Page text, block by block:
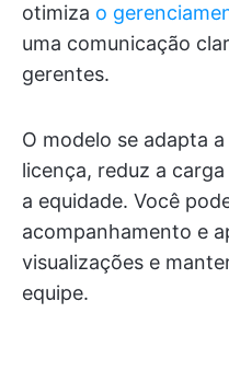
otimiza o
uma comunicação
gerentes.
O modelo se adapta
licença, reduz a
a equidade. Você
acompanhamento e
visualizações e
equipe.